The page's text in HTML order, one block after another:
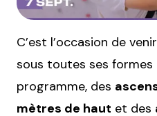
C’est l’occasion de
sous toutes ses formes
programme, des
mètres de haut et des